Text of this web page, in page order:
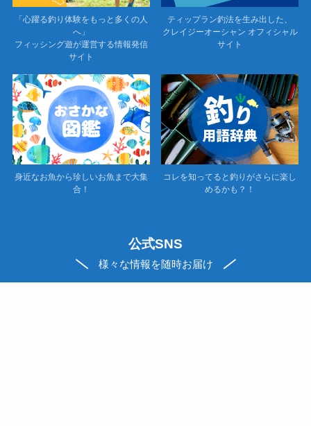
「心躍る釣り体験をもっと多くの人
へ」
フィッシング遊が運営する情報発信
サイト
ティップラン釣法を生み出した、
クレイジーオーシャン オフィシャル
サイト
身近なお魚から珍しいお魚まで大集
合！
コレを知ってると釣りがさらに楽し
めるかも？！
公式SNS
様々な情報を随時お届け